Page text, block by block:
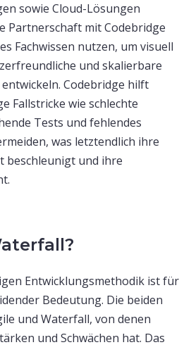
sowie Cloud-Lösungen
Partnerschaft mit Codebridge
Fachwissen nutzen, um visuell
und skalierbare
Codebridge hilft
Fallstricke wie schlechte
Tests und fehlendes
was letztendlich ihre
und ihre
Entwicklungsmethodik ist für
Bedeutung. Die beiden
und Waterfall, von denen
und Schwächen hat. Das